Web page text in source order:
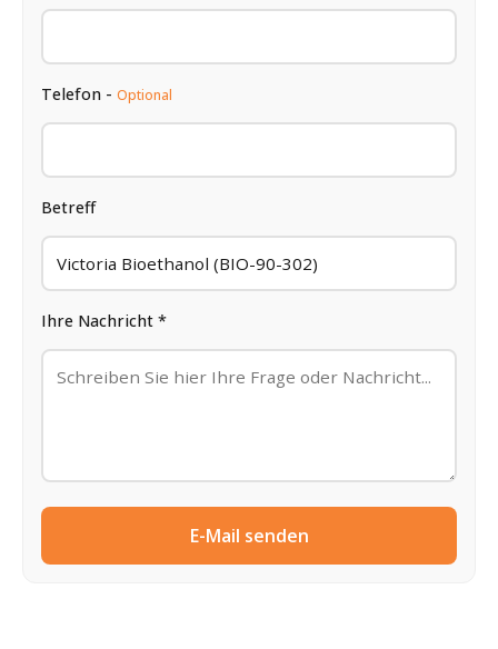
Telefon - Optional
Betreff
Ihre Nachricht *
E-Mail senden